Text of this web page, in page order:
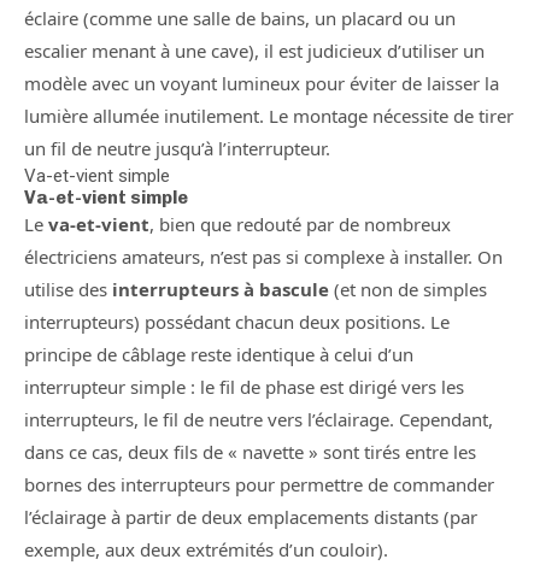
éclaire (comme une salle de bains, un placard ou un
escalier menant à une cave), il est judicieux d’utiliser un
modèle avec un voyant lumineux pour éviter de laisser la
lumière allumée inutilement. Le montage nécessite de tirer
un fil de neutre jusqu’à l’interrupteur.
Va-et-vient simple
Va-et-vient simple
Le va-et-vient, bien que redouté par de nombreux
électriciens amateurs, n’est pas si complexe à installer. On
utilise des interrupteurs à bascule (et non de simples
interrupteurs) possédant chacun deux positions. Le
principe de câblage reste identique à celui d’un
interrupteur simple : le fil de phase est dirigé vers les
interrupteurs, le fil de neutre vers l’éclairage. Cependant,
dans ce cas, deux fils de « navette » sont tirés entre les
bornes des interrupteurs pour permettre de commander
l’éclairage à partir de deux emplacements distants (par
exemple, aux deux extrémités d’un couloir).